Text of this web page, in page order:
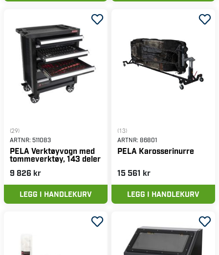
(29)
ARTNR: 511083
PELA Verktøyvogn med
tommeverktøy, 143 deler
9 826 kr
LEGG I HANDLEKURV
(13)
ARTNR: 86801
PELA Karosserinurre
15 561 kr
LEGG I HANDLEKURV